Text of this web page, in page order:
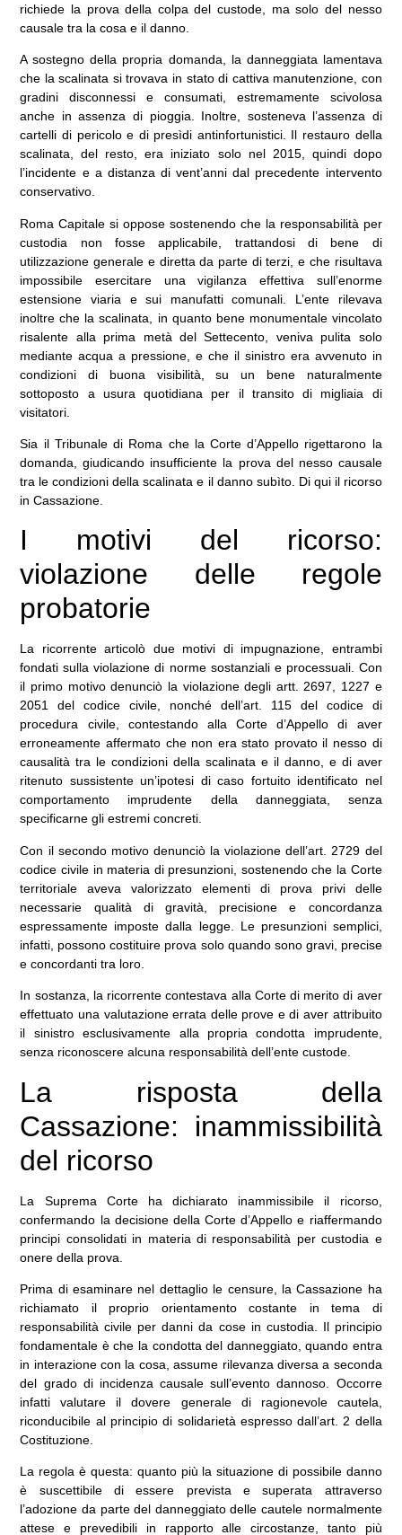
richiede la prova della colpa del custode, ma solo del nesso
causale tra la cosa e il danno.
A sostegno della propria domanda, la danneggiata lamentava
che la scalinata si trovava in stato di cattiva manutenzione, con
gradini disconnessi e consumati, estremamente scivolosa
anche in assenza di pioggia. Inoltre, sosteneva l’assenza di
cartelli di pericolo e di presìdi antinfortunistici. Il restauro della
scalinata, del resto, era iniziato solo nel 2015, quindi dopo
l’incidente e a distanza di vent’anni dal precedente intervento
conservativo.
Roma Capitale si oppose sostenendo che la responsabilità per
custodia non fosse applicabile, trattandosi di bene di
utilizzazione generale e diretta da parte di terzi, e che risultava
impossibile esercitare una vigilanza effettiva sull’enorme
estensione viaria e sui manufatti comunali. L’ente rilevava
inoltre che la scalinata, in quanto bene monumentale vincolato
risalente alla prima metà del Settecento, veniva pulita solo
mediante acqua a pressione, e che il sinistro era avvenuto in
condizioni di buona visibilità, su un bene naturalmente
sottoposto a usura quotidiana per il transito di migliaia di
visitatori.
Sia il Tribunale di Roma che la Corte d’Appello rigettarono la
domanda, giudicando insufficiente la prova del nesso causale
tra le condizioni della scalinata e il danno subìto. Di qui il ricorso
in Cassazione.
I motivi del ricorso:
violazione delle regole
probatorie
La ricorrente articolò due motivi di impugnazione, entrambi
fondati sulla violazione di norme sostanziali e processuali. Con
il primo motivo denunciò la violazione degli artt. 2697, 1227 e
2051 del codice civile, nonché dell’art. 115 del codice di
procedura civile, contestando alla Corte d’Appello di aver
erroneamente affermato che non era stato provato il nesso di
causalità tra le condizioni della scalinata e il danno, e di aver
ritenuto sussistente un’ipotesi di caso fortuito identificato nel
comportamento imprudente della danneggiata, senza
specificarne gli estremi concreti.
Con il secondo motivo denunciò la violazione dell’art. 2729 del
codice civile in materia di presunzioni, sostenendo che la Corte
territoriale aveva valorizzato elementi di prova privi delle
necessarie qualità di gravità, precisione e concordanza
espressamente imposte dalla legge. Le presunzioni semplici,
infatti, possono costituire prova solo quando sono gravi, precise
e concordanti tra loro.
In sostanza, la ricorrente contestava alla Corte di merito di aver
effettuato una valutazione errata delle prove e di aver attribuito
il sinistro esclusivamente alla propria condotta imprudente,
senza riconoscere alcuna responsabilità dell’ente custode.
La risposta della
Cassazione: inammissibilità
del ricorso
La Suprema Corte ha dichiarato inammissibile il ricorso,
confermando la decisione della Corte d’Appello e riaffermando
principi consolidati in materia di responsabilità per custodia e
onere della prova.
Prima di esaminare nel dettaglio le censure, la Cassazione ha
richiamato il proprio orientamento costante in tema di
responsabilità civile per danni da cose in custodia. Il principio
fondamentale è che la condotta del danneggiato, quando entra
in interazione con la cosa, assume rilevanza diversa a seconda
del grado di incidenza causale sull’evento dannoso. Occorre
infatti valutare il dovere generale di ragionevole cautela,
riconducibile al principio di solidarietà espresso dall’art. 2 della
Costituzione.
La regola è questa: quanto più la situazione di possibile danno
è suscettibile di essere prevista e superata attraverso
l’adozione da parte del danneggiato delle cautele normalmente
attese e prevedibili in rapporto alle circostanze, tanto più